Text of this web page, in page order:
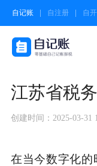
自记账 自注册 自
江苏省税
创建时间：2025-03-31
在当今数字化的